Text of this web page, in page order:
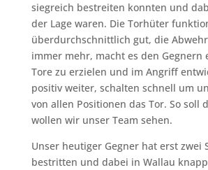
siegreich bestreiten konnten und
der Lage waren. Die Torhüter
überdurchschnittlich gut, die
immer mehr, macht es den Gegnern
Tore zu erzielen und im Angriff
positiv weiter, schalten schnell um
von allen Positionen das Tor. So soll
wollen wir unser Team sehen.
Unser heutiger Gegner hat erst zwei
bestritten und dabei in Wallau